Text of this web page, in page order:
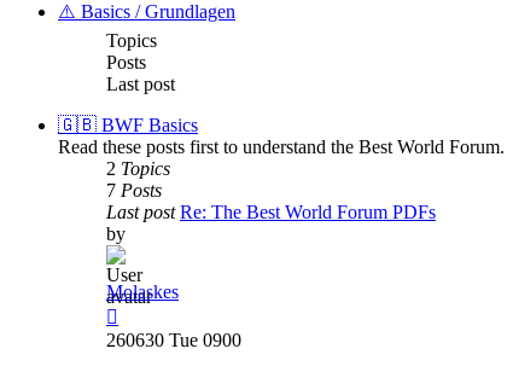
⚠️ Basics / Grundlagen
Topics
Posts
Last post
🇬🇧 BWF Basics
Read these posts first to understand the Best World Forum.
2 Topics
7 Posts
Last post Re: The Best World Forum PDFs
by
Molaskes
the
260630 Tue 0900